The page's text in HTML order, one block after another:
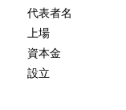
代表者名
上場
資本金
設立